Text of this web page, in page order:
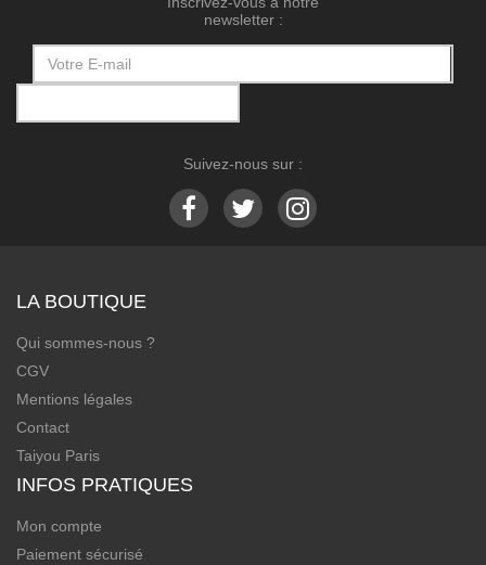
newsletter :
Suivez-nous sur :
LA BOUTIQUE
Qui sommes-nous ?
CGV
Mentions légales
Contact
Taiyou Paris
INFOS PRATIQUES
Mon compte
Paiement sécurisé